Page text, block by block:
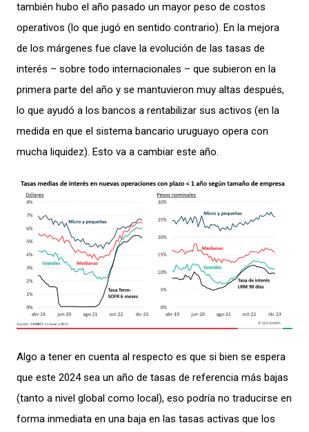
también hubo el año pasado un mayor peso de costos
operativos (lo que jugó en sentido contrario). En la mejora
de los márgenes fue clave la evolución de las tasas de
interés – sobre todo internacionales – que subieron en la
primera parte del año y se mantuvieron muy altas después,
lo que ayudó a los bancos a rentabilizar sus activos (en la
medida en que el sistema bancario uruguayo opera con
mucha liquidez). Esto va a cambiar este año.
Algo a tener en cuenta al respecto es que si bien se espera
que este 2024 sea un año de tasas de referencia más bajas
(tanto a nivel global como local), eso podría no traducirse en
forma inmediata en una baja en las tasas activas que los